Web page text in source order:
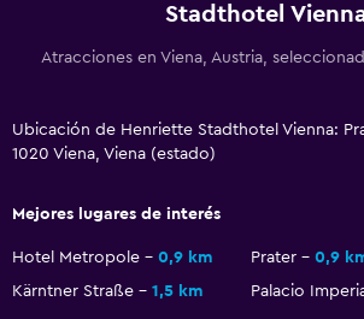
Espacio de almacenamiento
Estacionamiento y transporte
Estacionamiento
Stadthotel
Atracciones en Viena, Austria,
Ubicación de Henriette Stadthotel Vienna:
1020 Viena, Viena (estado)
Mejores lugares de interés
Hotel Metropole 0,9 km Prater
0,9
Kärntner Straße
1,5 km